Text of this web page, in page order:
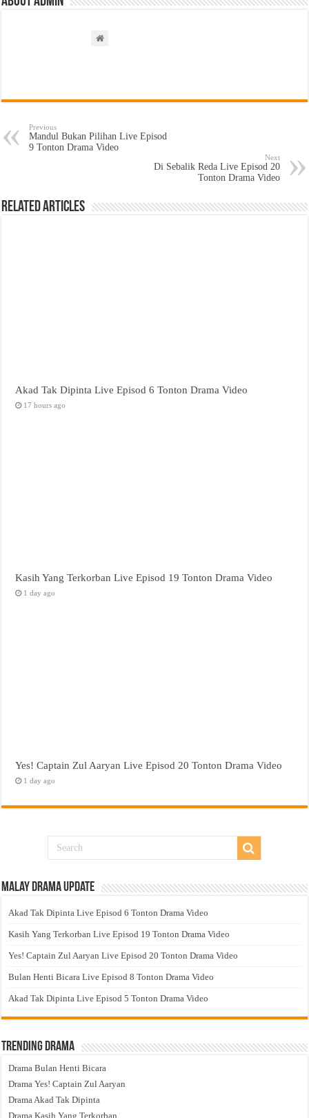
Previous
Mandul Bukan Pilihan Live Episod
9 Tonton Drama Video
Next
Di Sebalik Reda Live Episod 20
Tonton Drama Video
Related Articles
Akad Tak Dipinta Live Episod 6 Tonton Drama Video
17 hours ago
Kasih Yang Terkorban Live Episod 19 Tonton Drama Video
1 day ago
Yes! Captain Zul Aaryan Live Episod 20 Tonton Drama Video
1 day ago
Malay Drama Update
Akad Tak Dipinta Live Episod 6 Tonton Drama Video
Kasih Yang Terkorban Live Episod 19 Tonton Drama Video
Yes! Captain Zul Aaryan Live Episod 20 Tonton Drama Video
Bulan Henti Bicara Live Episod 8 Tonton Drama Video
Akad Tak Dipinta Live Episod 5 Tonton Drama Video
Trending Drama
Drama Bulan Henti Bicara
Drama Yes! Captain Zul Aaryan
Drama Akad Tak Dipinta
Drama Kasih Yang Terkorban